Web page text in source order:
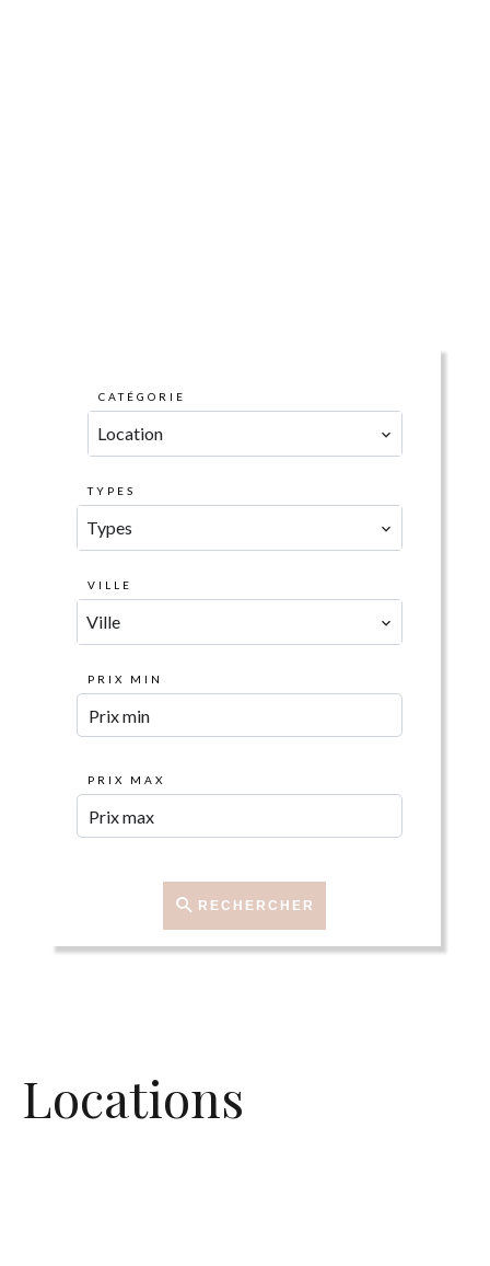
CATÉGORIE
Location
TYPES
Types
VILLE
Ville
PRIX MIN
PRIX MAX
RECHERCHER
Locations